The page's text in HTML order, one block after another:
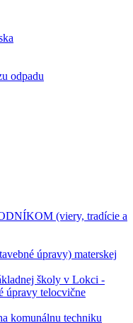
odpadu
(viery, tradície a
úpravy) materskej
školy v Lokci -
úpravy telocvične
komunálnu techniku